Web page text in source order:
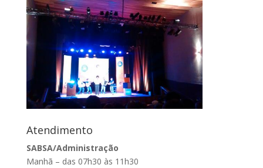
Atendimento
SABSA/Administração
Manhã – das 07h30 às 11h30